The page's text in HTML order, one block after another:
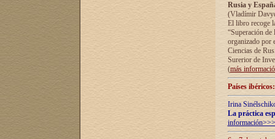
Rusia y
(Vladímir
El libro recoge
“Superación
organizado por
Ciencias de
Surerior de
(más
Países
Irina
La práctica
información>>>